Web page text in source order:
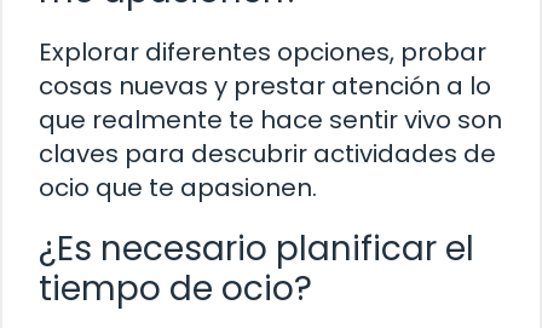
Explorar diferentes opciones, probar
cosas nuevas y prestar atención a lo
que realmente te hace sentir vivo son
claves para descubrir actividades de
ocio que te apasionen.
¿Es necesario planificar el
tiempo de ocio?